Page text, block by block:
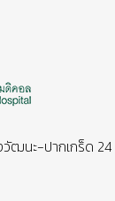
ฒนะ-ปากเกร็ด 24